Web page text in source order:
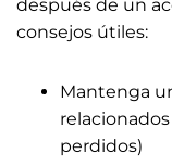
después de un
consejos útiles:
Mantenga
perdidos)